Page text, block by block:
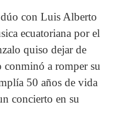
con Luis Alberto
ecuatoriana por el
quiso dejar de
conminó a romper su
50 años de vida
concierto en su